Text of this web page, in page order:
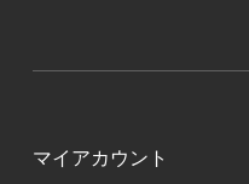
マイアカウント